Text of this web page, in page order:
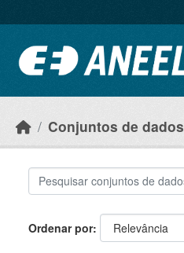
Conjuntos de dados
Ordenar por